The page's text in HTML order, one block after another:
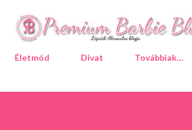
Életmód Divat Továbbiak…